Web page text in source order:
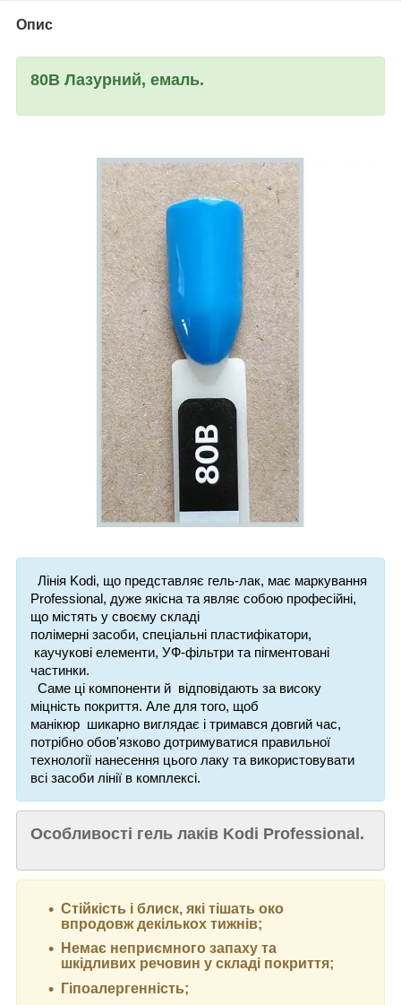
Опис
80B Лазурний, емаль.
Лінія Kodi, що представляє гель-лак, має маркування
Professional, дуже якісна та являє собою професійні,
що містять у своєму складі
полімерні засоби, спеціальні пластифікатори,
каучукові елементи, УФ-фільтри та пігментовані
частинки.
Саме ці компоненти й відповідають за високу
міцність покриття. Але для того, щоб
манікюр шикарно виглядає і тримався довгий час,
потрібно обов'язково дотримуватися правильної
технології нанесення цього лаку та використовувати
всі засоби лінії в комплексі.
Особливості гель лаків Kodi Professional.
Стійкість і блиск, які тішать око
впродовж декількох тижнів;
Немає неприємного запаху та
шкідливих речовин у складі покриття;
Гіпоалергенність;